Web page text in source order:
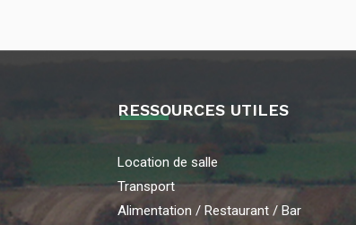
RESSOURCES UTILES
Location de salle
Transport
Alimentation / Restaurant / Bar